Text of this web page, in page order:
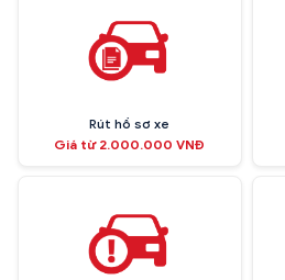
Rút hồ sơ xe
Giá từ 2.000.000 VNĐ